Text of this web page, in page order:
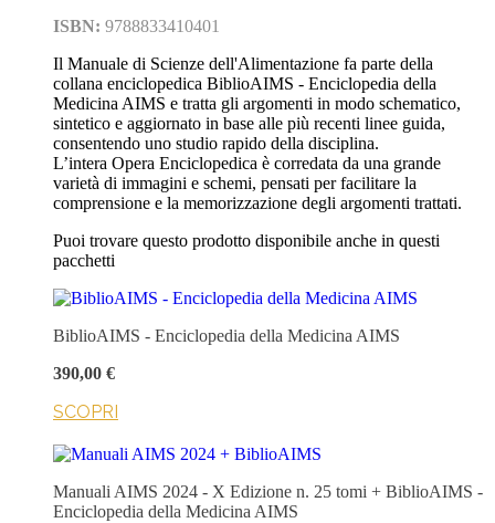
ISBN: 9788833410401
Il Manuale di Scienze dell'Alimentazione fa parte della
collana enciclopedica BiblioAIMS - Enciclopedia della
Medicina AIMS e tratta gli argomenti in modo schematico,
sintetico e aggiornato in base alle più recenti linee guida,
consentendo uno studio rapido della disciplina.
L’intera Opera Enciclopedica è corredata da una grande
varietà di immagini e schemi, pensati per facilitare la
comprensione e la memorizzazione degli argomenti trattati.
Puoi trovare questo prodotto disponibile anche in questi
pacchetti
BiblioAIMS - Enciclopedia della Medicina AIMS
390,00 €
SCOPRI
Manuali AIMS 2024 - X Edizione n. 25 tomi + BiblioAIMS -
Enciclopedia della Medicina AIMS